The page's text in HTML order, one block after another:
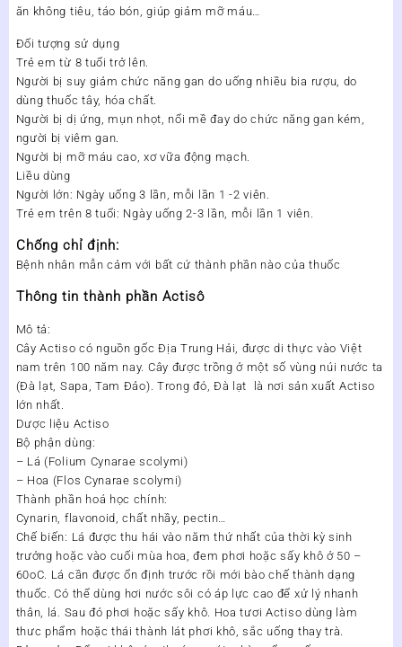
ăn không tiêu, táo bón, giúp giảm mỡ máu…
Đối tượng sử dụng
Trẻ em từ 8 tuổi trở lên.
Người bị suy giảm chức năng gan do uống nhiều bia rượu, do
dùng thuốc tây, hóa chất.
Người bị dị ứng, mụn nhọt, nổi mề đay do chức năng gan kém,
người bị viêm gan.
Người bị mỡ máu cao, xơ vữa động mạch.
Liều dùng
Người lớn: Ngày uống 3 lần, mỗi lần 1 -2 viên.
Trẻ em trên 8 tuổi: Ngày uống 2-3 lần, mỗi lần 1 viên.
Chống chỉ định:
Bệnh nhân mẫn cảm với bất cứ thành phần nào của thuốc
Thông tin thành phần Actisô
Mô tả:
Cây Actiso có nguồn gốc Địa Trung Hải, được di thực vào Việt
nam trên 100 năm nay. Cây được trồng ở một số vùng núi nước ta
(Đà lạt, Sapa, Tam Đảo). Trong đó, Đà lạt là nơi sản xuất Actiso
lớn nhất.
Dược liệu Actiso
Bộ phận dùng:
– Lá (Folium Cynarae scolymi)
– Hoa (Flos Cynarae scolymi)
Thành phần hoá học chính:
Cynarin, flavonoid, chất nhầy, pectin…
Chế biến: Lá được thu hái vào năm thứ nhất của thời kỳ sinh
trưởng hoặc vào cuối mùa hoa, đem phơi hoặc sấy khô ở 50 –
60oC. Lá cần được ổn định trước rồi mới bào chế thành dạng
thuốc. Có thể dùng hơi nước sôi có áp lực cao để xử lý nhanh
thân, lá. Sau đó phơi hoặc sấy khô. Hoa tươi Actiso dùng làm
thưc phẩm hoặc thái thành lát phơi khô, sắc uống thay trà.